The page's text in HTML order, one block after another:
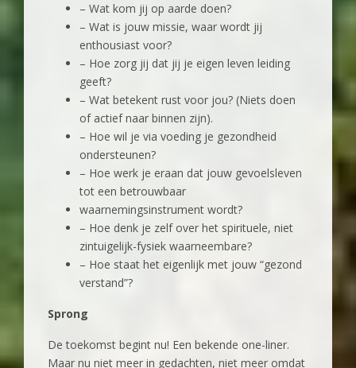
– Wat kom jij op aarde doen?
– Wat is jouw missie, waar wordt jij
enthousiast voor?
– Hoe zorg jij dat jij je eigen leven leiding
geeft?
– Wat betekent rust voor jou? (Niets doen
of actief naar binnen zijn).
– Hoe wil je via voeding je gezondheid
ondersteunen?
– Hoe werk je eraan dat jouw gevoelsleven
tot een betrouwbaar
waarnemingsinstrument wordt?
– Hoe denk je zelf over het spirituele, niet
zintuigelijk-fysiek waarneembare?
– Hoe staat het eigenlijk met jouw “gezond
verstand”?
Sprong
De toekomst begint nu! Een bekende one-liner.
Maar nu niet meer in gedachten, niet meer omdat